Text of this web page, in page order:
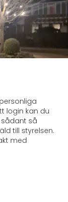
login kan du
så
till styrelsen.
med